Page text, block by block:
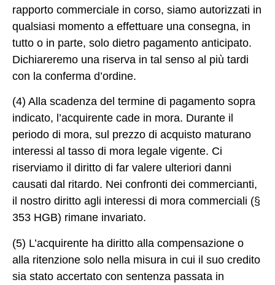
rapporto commerciale in corso, siamo autorizzati in
qualsiasi momento a effettuare una consegna, in
tutto o in parte, solo dietro pagamento anticipato.
Dichiareremo una riserva in tal senso al più tardi
con la conferma d’ordine.
(4) Alla scadenza del termine di pagamento sopra
indicato, l’acquirente cade in mora. Durante il
periodo di mora, sul prezzo di acquisto maturano
interessi al tasso di mora legale vigente. Ci
riserviamo il diritto di far valere ulteriori danni
causati dal ritardo. Nei confronti dei commercianti,
il nostro diritto agli interessi di mora commerciali (§
353 HGB) rimane invariato.
(5) L’acquirente ha diritto alla compensazione o
alla ritenzione solo nella misura in cui il suo credito
sia stato accertato con sentenza passata in